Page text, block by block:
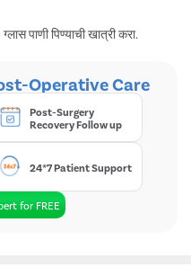
पाणी पिण्याची खात्री करा.
Operative Care
Post-Surgery
Recovery Follow up
24*7 Patient Support
for FREE
Consultation
any of these
आणि